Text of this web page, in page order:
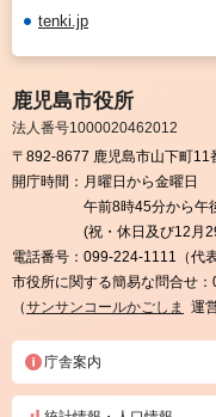
tenki.jp
鹿児島市役所
法人番号1000020462012
〒892-8677 鹿児島市山下町11
開庁時間： 月曜日から金曜日
午前8時45分から午
(祝・休日及び12月
電話番号： 099-224-1111（代表
市役所に関する簡易な問合せ：
（サンサンコールかごしま 運
庁舎案内